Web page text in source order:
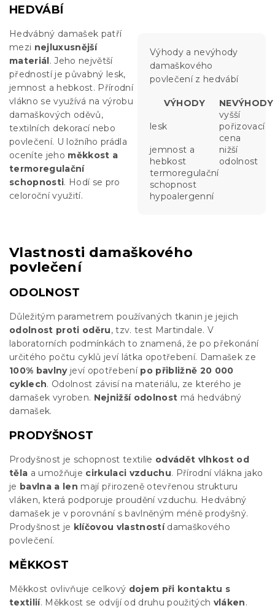
HEDVÁBÍ
Hedvábný damašek patří
mezi nejluxusnější
materiál. Jeho největší
předností je půvabný lesk,
jemnost a hebkost. Přírodní
vlákno se využívá na výrobu
damaškových oděvů,
textilních dekorací nebo
povlečení. U ložního prádla
oceníte jeho měkkost a
termoregulační
schopnosti. Hodí se pro
celoroční využití.
Výhody a nevýhody
damaškového
povlečení z hedvábí
VÝHODY NEVÝHODY
lesk
vyšší
pořizovací
cena
jemnost a
hebkost
nižší
odolnost
termoregulační
schopnost
hypoalergenní
Vlastnosti damaškového
povlečení
ODOLNOST
Důležitým parametrem používaných tkanin je jejich
odolnost proti oděru, tzv. test Martindale. V
laboratorních podmínkách to znamená, že po překonání
určitého počtu cyklů jeví látka opotřebení. Damašek ze
100% bavlnyjeví opotřebení po přibližně 20 000
cyklech. Odolnost závisí na materiálu, ze kterého je
damašek vyroben. Nejnižší odolnost má hedvábný
damašek.
PRODYŠNOST
Prodyšnost je schopnost textilie odvádět vlhkost od
těla a umožňuje cirkulaci vzduchu. Přírodní vlákna jako
je bavlna a len mají přirozeně otevřenou strukturu
vláken, která podporuje proudění vzduchu. Hedvábný
damašek je v porovnání s bavlněným méně prodyšný.
Prodyšnost je klíčovou vlastnostídamaškového
povlečení.
MĚKKOST
Měkkost ovlivňuje celkový dojem při kontaktu s
textilií. Měkkost se odvíjí od druhu použitých vláken.